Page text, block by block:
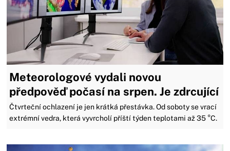
Meteorologové vydali novou
předpověď počasí na srpen. Je zdrcující
Čtvrteční ochlazení je jen krátká přestávka. Od soboty se vrací
extrémní vedra, která vyvrcholí příští týden teplotami až 35 °C.